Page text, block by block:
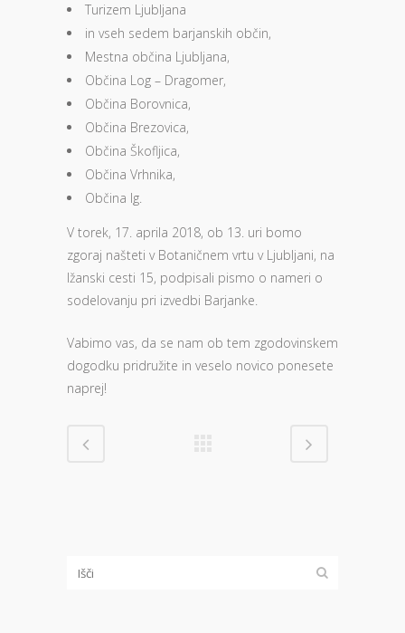
Turizem Ljubljana
in vseh sedem barjanskih občin,
Mestna občina Ljubljana,
Občina Log – Dragomer,
Občina Borovnica,
Občina Brezovica,
Občina Škofljica,
Občina Vrhnika,
Občina Ig.
V torek, 17. aprila 2018, ob 13. uri bomo
zgoraj našteti v Botaničnem vrtu v Ljubljani, na
Ižanski cesti 15, podpisali pismo o nameri o
sodelovanju pri izvedbi Barjanke.
Vabimo vas, da se nam ob tem zgodovinskem
dogodku pridružite in veselo novico ponesete
naprej!